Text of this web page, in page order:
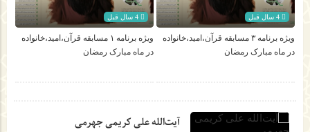
4 سال قبل
ویژه برنامه ۳ مسابقه قرآن،امید،خانواده
در ماه مبارک رمضان
ویژه برنامه ۱ مسابقه قرآن،امید،خانواده
در ماه مبارک رمضان
آیت‌الله علی کریمی جهرمی